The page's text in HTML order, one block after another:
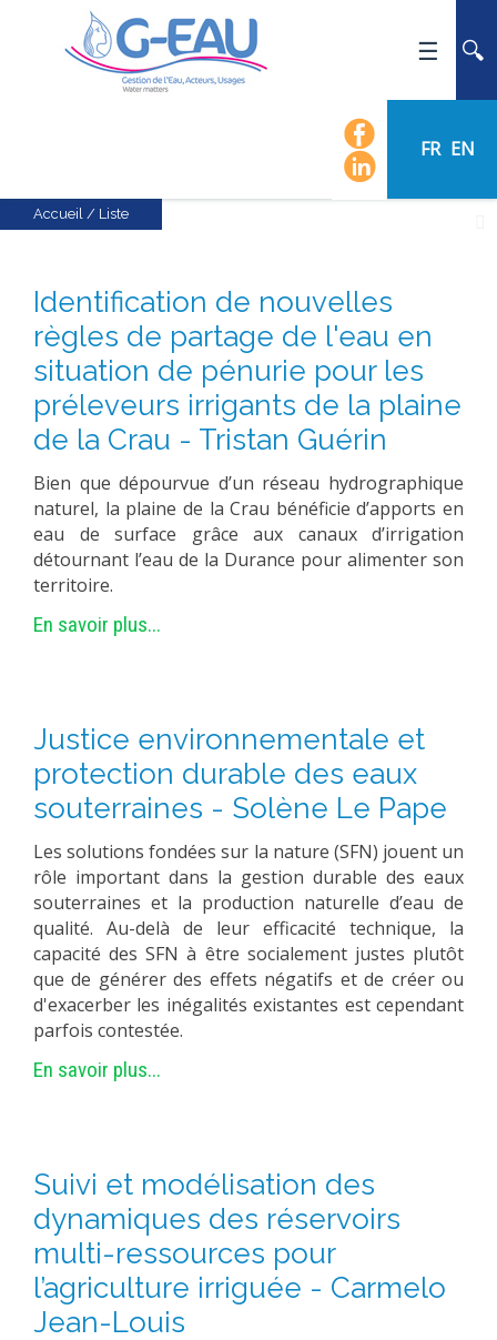
FR EN
ACTUALITÉS
ORGANIGRAMME
LISTE DU PERSONNEL
LES DOMAINES SCIENTIFIQUES
LES ÉQUIPES
RECHERCHE
PLATEFORMES EXPÉRIMENTALES
IMPLANTATIONS GÉOGRAPHIQUES
PROJETS EN COURS
PROJETS TERMINÉS
FORMATION
MASTER
INGÉNIEUR
FORMATION CONTINUE
FORMATION DOCTORALE
THÈSES EN COURS
MOOC
PRODUCTION
MÉTHODES ET OUTILS
WORKING PAPERS
NOTES THÉMATIQUES
NOS TRAVAUX EN VIDÉO
Accueil / Liste
Identification de nouvelles
règles de partage de l'eau en
situation de pénurie pour les
préleveurs irrigants de la plaine
de la Crau - Tristan Guérin
Bien que dépourvue d’un réseau hydrographique
naturel, la plaine de la Crau bénéficie d’apports en
eau de surface grâce aux canaux d’irrigation
détournant l’eau de la Durance pour alimenter son
territoire.
En savoir plus...
Justice environnementale et
protection durable des eaux
souterraines - Solène Le Pape
Les solutions fondées sur la nature (SFN) jouent un
rôle important dans la gestion durable des eaux
souterraines et la production naturelle d’eau de
qualité. Au-delà de leur efficacité technique, la
capacité des SFN à être socialement justes plutôt
que de générer des effets négatifs et de créer ou
d'exacerber les inégalités existantes est cependant
parfois contestée.
En savoir plus...
Suivi et modélisation des
dynamiques des réservoirs
multi-ressources pour
l’agriculture irriguée - Carmelo
Jean-Louis